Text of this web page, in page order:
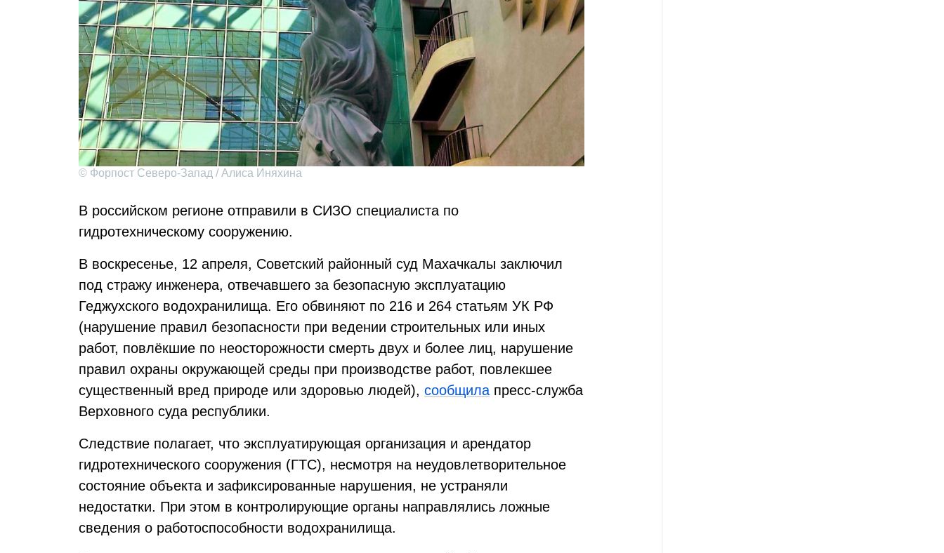
© Форпост Северо-Запад / Алиса Иняхина
В российском регионе отправили в СИЗО специалиста по
гидротехническому сооружению.
В воскресенье, 12 апреля, Советский районный суд Махачкалы заключил
под стражу инженера, отвечавшего за безопасную эксплуатацию
Геджухского водохранилища. Его обвиняют по 216 и 264 статьям УК РФ
(нарушение правил безопасности при ведении строительных или иных
работ, повлёкшие по неосторожности смерть двух и более лиц, нарушение
правил охраны окружающей среды при производстве работ, повлекшее
существенный вред природе или здоровью людей), сообщила пресс-служба
Верховного суда республики.
Следствие полагает, что эксплуатирующая организация и арендатор
гидротехнического сооружения (ГТС), несмотря на неудовлетворительное
состояние объекта и зафиксированные нарушения, не устраняли
недостатки. При этом в контролирующие органы направлялись ложные
сведения о работоспособности водохранилища.